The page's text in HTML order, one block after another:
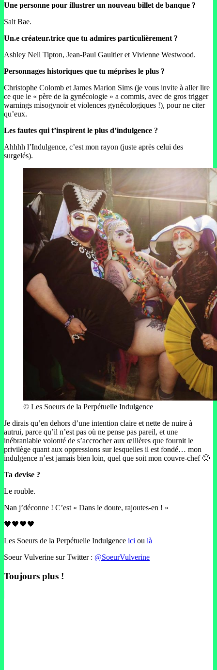
Une personne pour illustrer un nouveau billet de banque ?
Salt Bae.
Un.e créateur.trice que tu admires particulièrement ?
Ashley Nell Tipton, Jean-Paul Gaultier et Vivienne Westwood.
Personnages historiques que tu méprises le plus ?
Christophe Colomb et James Marion Sims (je vous invite à aller lire
ce que le « père de la gynécologie » a commis, avec de gros trigger
warnings misogynoir et violences gynécologiques !), pour ne citer
qu’eux.
Les fautes qui t’inspirent le plus d’indulgence ?
Ahhhh l’Indulgence, c’est mon rayon (juste après celui des
surgelés).
© Les Soeurs de la Perpétuelle Indulgence
Je dirais qu’en dehors d’une intention claire et nette de nuire à
autrui, parce qu’il n’est pas où ne pense pas pareil, et une
inébranlable volonté de s’accrocher aux œillères que fournit le
privilège quant aux oppressions sur lesquelles il est fondé… mon
indulgence n’est jamais bien loin, quel que soit mon couvre-chef 🙂
Ta devise ?
Le rouble.
Nan j’déconne ! C’est « Dans le doute, rajoutes-en ! »
🖤🖤🖤🖤
Les Soeurs de la Perpétuelle Indulgence ici ou là
Soeur Vulverine sur Twitter : @SoeurVulverine
Toujours plus !